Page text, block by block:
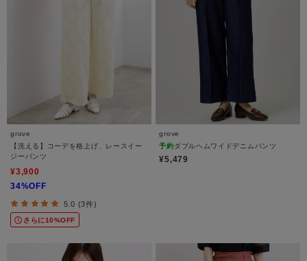
grove
【洗える】コーデを格上げ、レースイー
ジーパンツ
¥3,900
34%OFF
5.0 (3件)
さらに10%OFF
grove
予約ダブルヘムワイドデニムパンツ
¥5,479